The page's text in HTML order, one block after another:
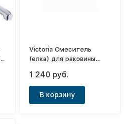
Victoria Смеситель
(елка) для раковины
нос (15см) Jenny ф35
1 240 руб.
В корзину